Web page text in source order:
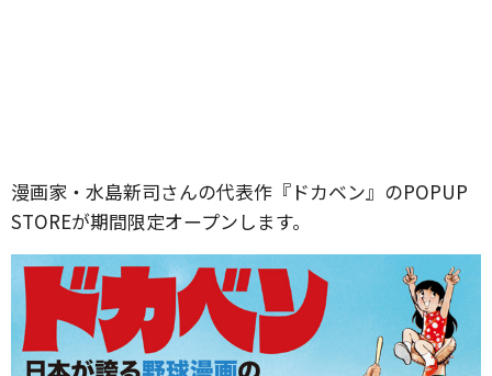
漫画家・水島新司さんの代表作『ドカベン』のPOPUP
STOREが期間限定オープンします。